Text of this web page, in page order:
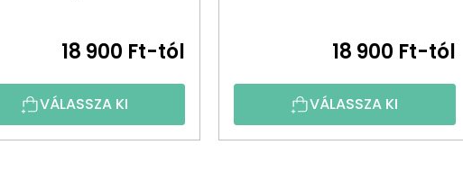
18 900 Ft-tól
VÁLASSZA KI
18 900 Ft-tól
VÁLASSZA KI